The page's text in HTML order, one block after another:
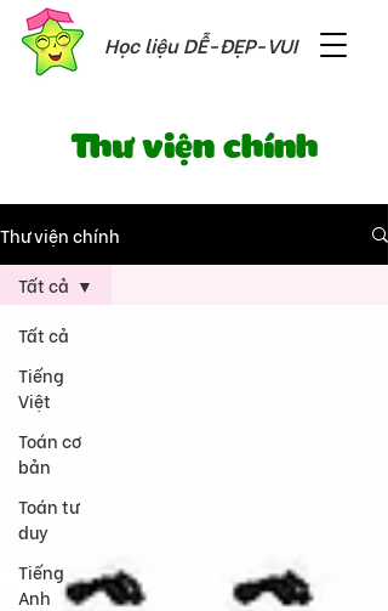
Học liệu DỄ-ĐẸP-VUI
Thư viện chính
Thư viện chính
Tất cả
Tiếng
Việt
Toán cơ
bản
Toán tư
duy
Tiếng
Anh
Tất cả